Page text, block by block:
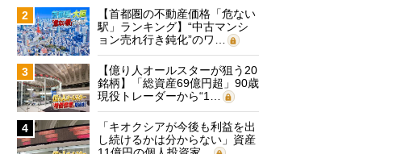
2
【首都圏の不動産価格「危ない
駅」ランキング】“中古マンシ
ョン売れ行き鈍化”のワ…
3
【億り人オールスターが狙う20
銘柄】「総資産69億円超」90歳
現役トレーダーから“1…
4
「キオクシアが今後も利益を出
し続けるかは分からない」資産